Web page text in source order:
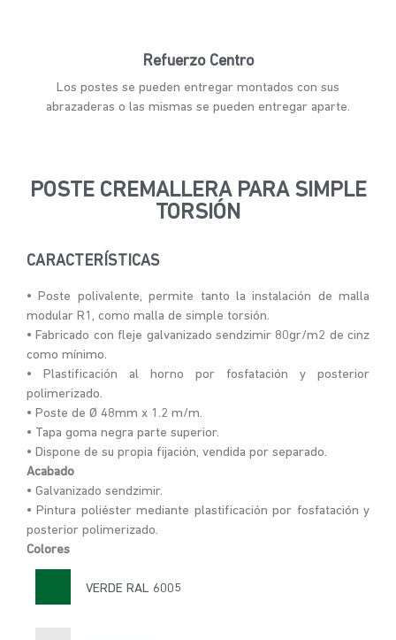
Refuerzo Centro
Los postes se pueden entregar montados con sus
abrazaderas o las mismas se pueden entregar aparte.
POSTE CREMALLERA PARA SIMPLE
TORSIÓN
CARACTERÍSTICAS
• Poste polivalente, permite tanto la instalación de malla
modular R1, como malla de simple torsión.
• Fabricado con fleje galvanizado sendzimir 80gr/m2 de cinz
como mínimo.
• Plastificación al horno por fosfatación y posterior
polimerizado.
• Poste de Ø 48mm x 1.2 m/m.
• Tapa goma negra parte superior.
• Dispone de su propia fijación, vendida por separado.
Acabado
• Galvanizado sendzimir.
• Pintura poliéster mediante plastificación por fosfatación y
posterior polimerizado.
Colores
VERDE RAL 6005